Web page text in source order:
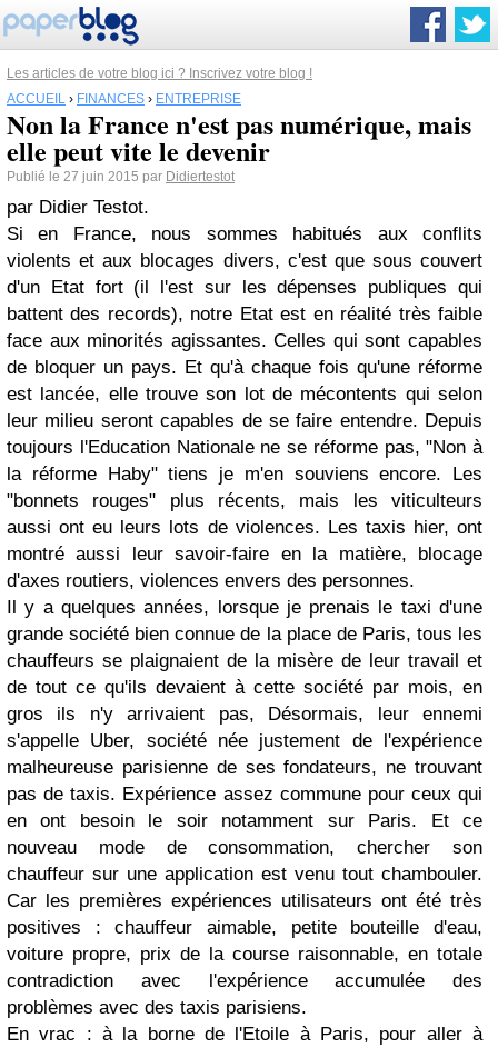
Les articles de votre blog ici ? Inscrivez votre blog !
ACCUEIL › FINANCES › ENTREPRISE
Non la France n'est pas numérique, mais
elle peut vite le devenir
Publié le 27 juin 2015 par Didiertestot
par Didier Testot.
Si en France, nous sommes habitués aux conflits
violents et aux blocages divers, c'est que sous couvert
d'un Etat fort (il l'est sur les dépenses publiques qui
battent des records), notre Etat est en réalité très faible
face aux minorités agissantes. Celles qui sont capables
de bloquer un pays. Et qu'à chaque fois qu'une réforme
est lancée, elle trouve son lot de mécontents qui selon
leur milieu seront capables de se faire entendre. Depuis
toujours l'Education Nationale ne se réforme pas, "Non à
la réforme Haby" tiens je m'en souviens encore. Les
"bonnets rouges" plus récents, mais les viticulteurs
aussi ont eu leurs lots de violences. Les taxis hier, ont
montré aussi leur savoir-faire en la matière, blocage
d'axes routiers, violences envers des personnes.
Il y a quelques années, lorsque je prenais le taxi d'une
grande société bien connue de la place de Paris, tous les
chauffeurs se plaignaient de la misère de leur travail et
de tout ce qu'ils devaient à cette société par mois, en
gros ils n'y arrivaient pas, Désormais, leur ennemi
s'appelle Uber, société née justement de l'expérience
malheureuse parisienne de ses fondateurs, ne trouvant
pas de taxis. Expérience assez commune pour ceux qui
en ont besoin le soir notamment sur Paris. Et ce
nouveau mode de consommation, chercher son
chauffeur sur une application est venu tout chambouler.
Car les premières expériences utilisateurs ont été très
positives : chauffeur aimable, petite bouteille d'eau,
voiture propre, prix de la course raisonnable, en totale
contradiction avec l'expérience accumulée des
problèmes avec des taxis parisiens.
En vrac : à la borne de l'Etoile à Paris, pour aller à